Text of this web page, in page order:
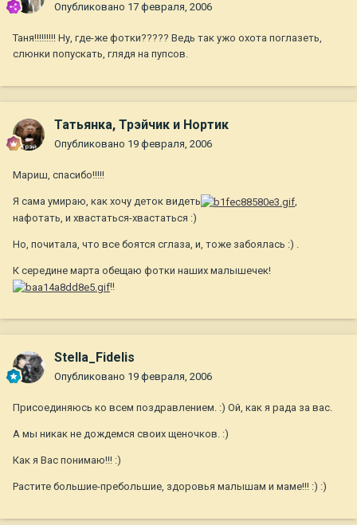
Опубликовано 17 февраля, 2006
Таня!!!!!!!!! Ну, где-же фотки????? Ведь так ужо охота поглазеть,
слюнки попускать, глядя на пупсов.
Татьянка, Трэйчик и Нортик
Опубликовано 19 февраля, 2006
Мариш, спасибо!!!!!
Я сама умираю, как хочу деток видеть
,
нафотать, и хвастаться-хвастаться :)
Но, почитала, что все боятся сглаза, и, тоже забоялась :) .
К середине марта обещаю фотки наших малышечек!
!!
Stella_Fidelis
Опубликовано 19 февраля, 2006
Присоединяюсь ко всем поздравлением. :) Ой, как я рада за вас.
А мы никак не дождемся своих щеночков. :)
Как я Вас понимаю!!! :)
Растите большие-пребольшие, здоровья малышам и маме!!! :) :)